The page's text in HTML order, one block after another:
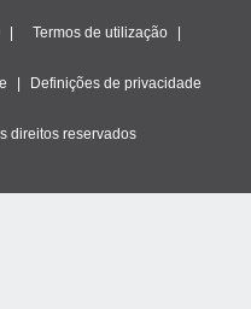
Termos de utilização
Definições de privacidade
direitos reservados